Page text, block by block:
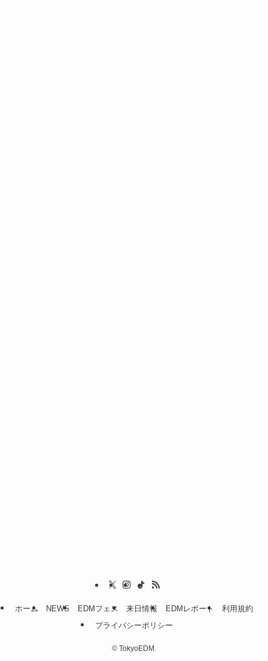
ホーム NEWS EDMフェス 来日情報 EDMレポート
利用規約
プライバシーポリシー
© TokyoEDM.